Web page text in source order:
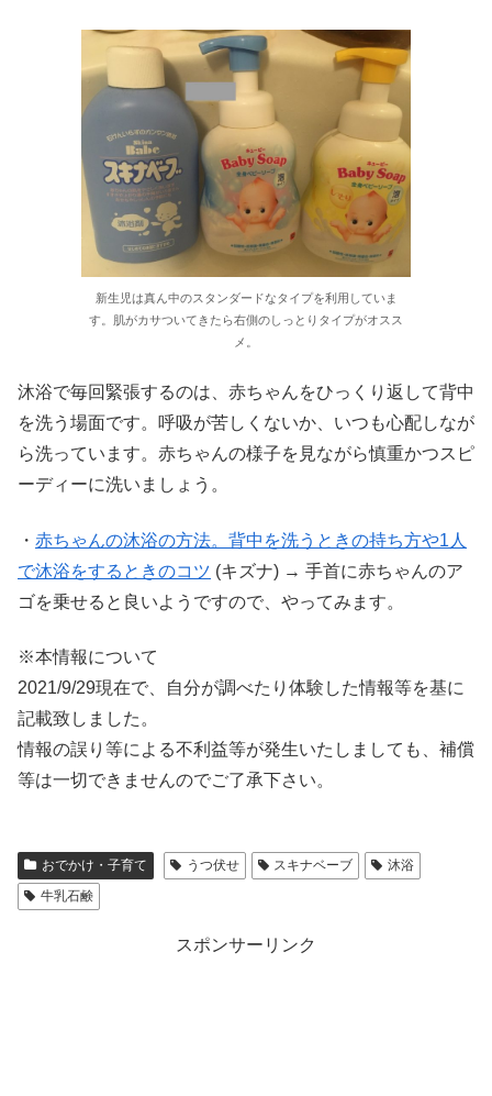
新生児は真ん中のスタンダードなタイプを利用していま
す。肌がカサついてきたら右側のしっとりタイプがオスス
メ。
沐浴で毎回緊張するのは、赤ちゃんをひっくり返して背中
を洗う場面です。呼吸が苦しくないか、いつも心配しなが
ら洗っています。赤ちゃんの様子を見ながら慎重かつスピ
ーディーに洗いましょう。
・ 赤ちゃんの沐浴の方法。背中を洗うときの持ち方や1人
で沐浴をするときのコツ (キズナ) → 手首に赤ちゃんのア
ゴを乗せると良いようですので、やってみます。
※本情報について
2021/9/29現在で、自分が調べたり体験した情報等を基に
記載致しました。
情報の誤り等による不利益等が発生いたしましても、補償
等は一切できませんのでご了承下さい。
おでかけ・子育て うつ伏せ スキナベーブ
沐浴
牛乳石鹸
スポンサーリンク